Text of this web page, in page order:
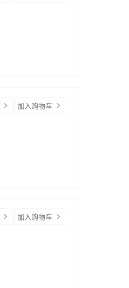
加入购物车
加入购物车